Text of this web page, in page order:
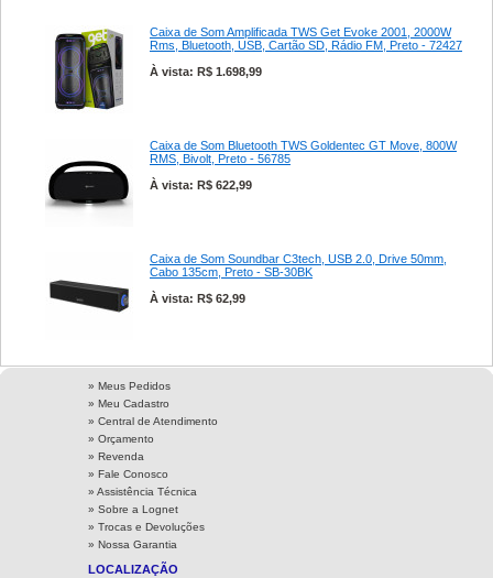
Caixa de Som Amplificada TWS Get Evoke 2001, 2000W
Rms, Bluetooth, USB, Cartão SD, Rádio FM, Preto - 72427
À vista: R$ 1.698,99
Caixa de Som Bluetooth TWS Goldentec GT Move, 800W
RMS, Bivolt, Preto - 56785
À vista: R$ 622,99
Caixa de Som Soundbar C3tech, USB 2.0, Drive 50mm,
Cabo 135cm, Preto - SB-30BK
À vista: R$ 62,99
» Meus Pedidos
» Meu Cadastro
» Central de Atendimento
» Orçamento
» Revenda
» Fale Conosco
» Assistência Técnica
» Sobre a Lognet
» Trocas e Devoluções
» Nossa Garantia
LOCALIZAÇÃO